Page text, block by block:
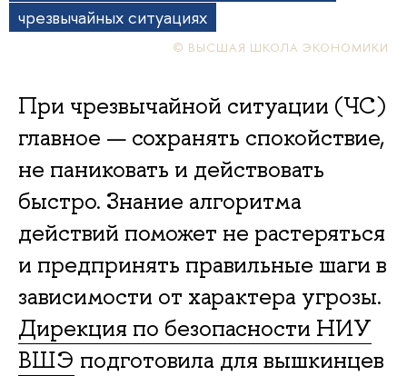
чрезвычайных ситуациях
© ВЫСШАЯ ШКОЛА ЭКОНОМИКИ
При чрезвычайной ситуации (ЧС)
главное — сохранять спокойствие,
не паниковать и действовать
быстро. Знание алгоритма
действий поможет не растеряться
и предпринять правильные шаги в
зависимости от характера угрозы.
Дирекция по безопасности НИУ
ВШЭ подготовила для вышкинцев